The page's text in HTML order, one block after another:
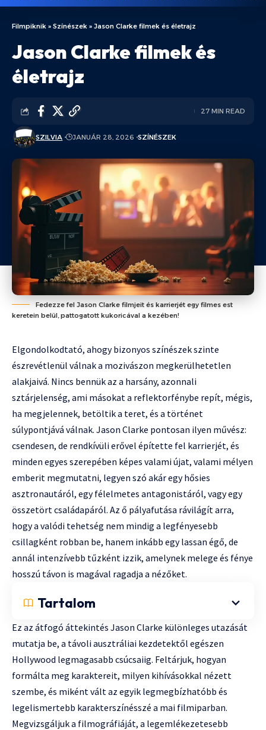
Filmpiknik » Színészek » Jason Clarke filmek és életrajz
Jason Clarke filmek és
életrajz
SZILVIA JANUÁR 28, 2026 SZÍNÉSZEK
27 MIN READ
Fedezze fel Jason Clarke filmjeit és karrierjét egy filmes est
keretein belül, pattogatott kukoricával a kezében!
Elgondolkodtató, ahogy bizonyos színészek szinte
észrevétlenül válnak a mozivászon megkerülhetetlen
alakjaivá. Nincs bennük az a harsány, azonnali
sztárjelenség, ami másokat a reflektorfénybe repít, mégis,
ha megjelennek, betöltik a teret, és a történet
súlypontjává válnak. Jason Clarke pontosan ilyen művész:
csendesen, de rendkívüli erővel építette fel karrierjét, és
minden egyes szerepében képes valami újat, valami mélyen
emberit megmutatni, legyen szó akár egy hősies
asztronautáról, egy félelmetes antagonistáról, vagy egy
összetört családapáról. Az ő pályafutása rávilágít arra,
hogy a valódi tehetség nem mindig a legfényesebb
csillagként robban be, hanem inkább egy lassan égő, de
annál intenzívebb tűzként izzik, amelynek melege és fénye
hosszú távon is magával ragadja a nézőket.
Tartalom
Ez az átfogó áttekintés Jason Clarke különleges utazását
mutatja be, a távoli ausztráliai kezdetektől egészen
Hollywood legmagasabb csúcsaiig. Feltárjuk, hogyan
formálta meg karaktereit, milyen kihívásokkal nézett
szembe, és miként vált az egyik legmegbízhatóbb és
legelismertebb karakterszínésszé a mai filmiparban.
Megvizsgáljuk a filmográfiáját, a legemlékezetesebb